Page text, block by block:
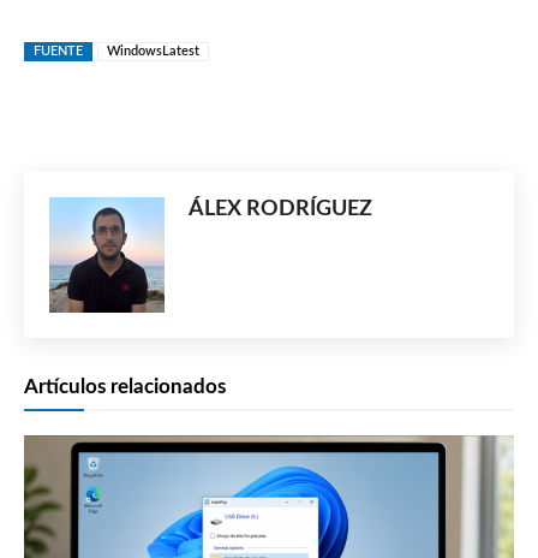
FUENTE WindowsLatest
ÁLEX RODRÍGUEZ
Artículos relacionados